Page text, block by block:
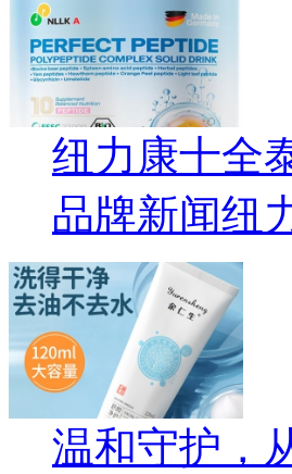
纽力康十全
品牌新闻纽
温和守护，